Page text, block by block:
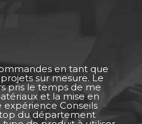
en tant que
sur mesure. Le
pris le temps de me
et la mise en
Conseils
du département